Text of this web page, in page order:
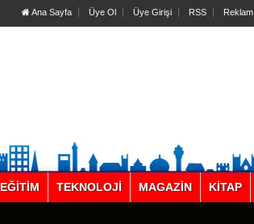
Ana Sayfa Üye Ol Üye Girişi RSS Reklam
EĞİTİM TEKNOLOJİ MAGAZİN KİTAP
Gül Saydam